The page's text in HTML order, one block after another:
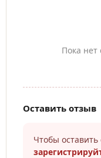
Пока нет
Оставить отзыв
Чтобы оставить